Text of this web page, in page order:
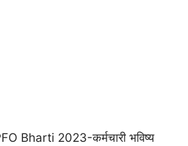
Bharti 2023-कर्मचारी भविष्य